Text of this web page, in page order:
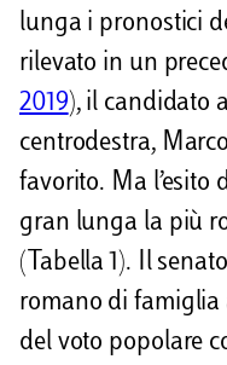
lunga i pronostici
rilevato in un
2019), il candidato
centrodestra,
favorito. Ma l’esito
gran lunga la più
(Tabella 1). Il
romano di famiglia
del voto popolare